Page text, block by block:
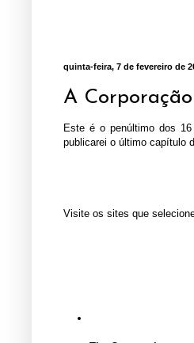
quinta-feira, 7 de fevereiro de
A Corporação
Este é o penúltimo dos
publicarei o último capítulo
Visite os sites que